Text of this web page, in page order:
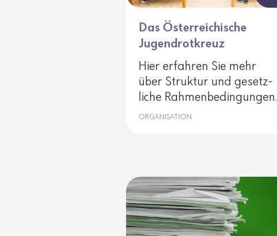
Das Österreichische
Jugendrotkreuz
Hier erfahren Sie mehr
über Struktur und gesetz­
liche Rahmen­be­din­gungen.
ORGANISATION